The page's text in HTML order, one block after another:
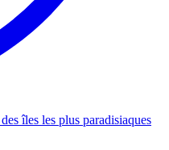
îles les plus paradisiaques